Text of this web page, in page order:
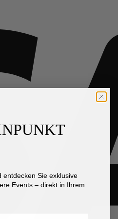
entdecken Sie exklusive
Events – direkt in Ihrem